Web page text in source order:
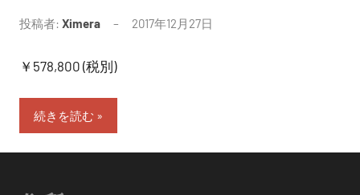
投稿者: Ximera 2017年12月27日
￥578,800 (税別)
続きを読む